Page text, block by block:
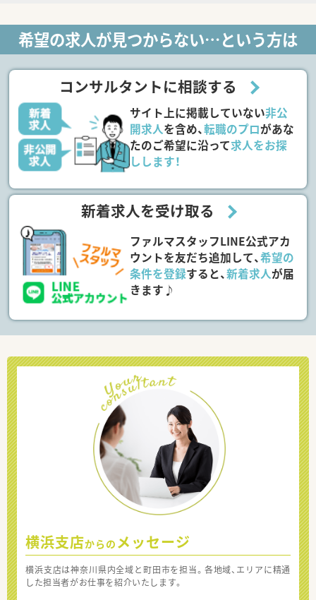
希望の求人が見つからない…という方は
コンサルタントに相談する
サイト上に掲載していない非公
開求人を含め、転職のプロがあな
たのご希望に沿って求人をお探
しします！
新着求人を受け取る
ファルマスタッフLINE公式アカ
ウントを友だち追加して、希望の
条件を登録すると、新着求人が届
きます♪
横浜支店からの メッセージ
横浜支店は神奈川県内全域と町田市を担当。各地域、エリアに精通
した担当者がお仕事を紹介いたします。